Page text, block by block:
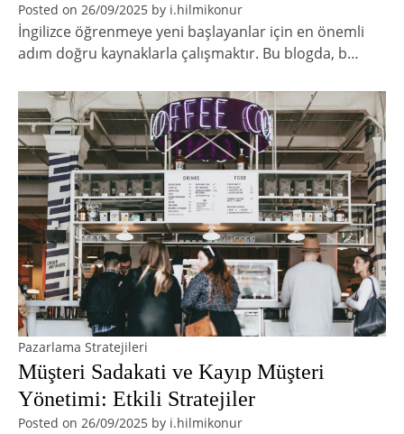
Posted on 26/09/2025 by i.hilmikonur
İngilizce öğrenmeye yeni başlayanlar için en önemli
adım doğru kaynaklarla çalışmaktır. Bu blogda, b…
Pazarlama Stratejileri
Müşteri Sadakati ve Kayıp Müşteri
Yönetimi: Etkili Stratejiler
Posted on 26/09/2025 by i.hilmikonur